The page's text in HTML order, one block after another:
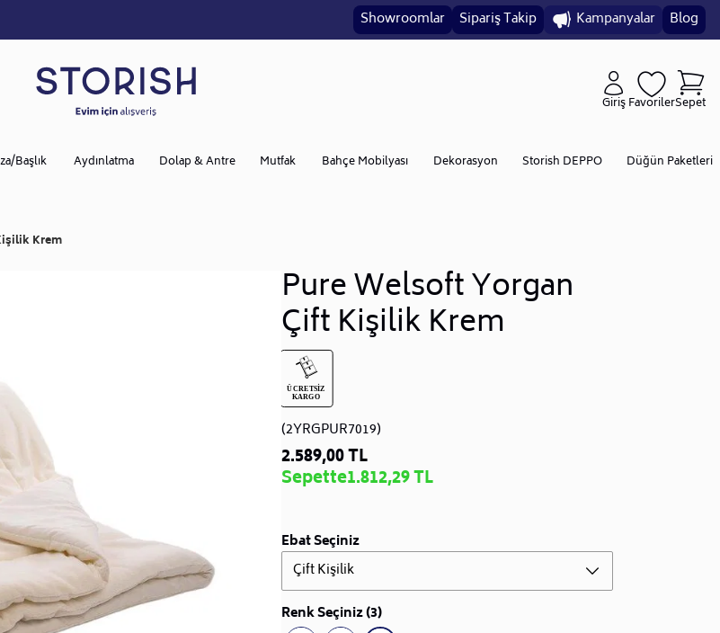
Showroomlar Sipariş Takip Kampanyalar Blog
GirişFavorilerSepet
Başlık Aydınlatma Dolap & Antre Mutfak Bahçe Mobilyası Dekorasyon Storish DEPPO Düğün Paketleri
Krem
Pure Welsoft Yorgan
Çift Kişilik Krem
(2YRGPUR7019)
2.589,00 TL
Sepette1.812,29 TL
Ebat Seçiniz
Çift Kişilik
Renk Seçiniz (3)